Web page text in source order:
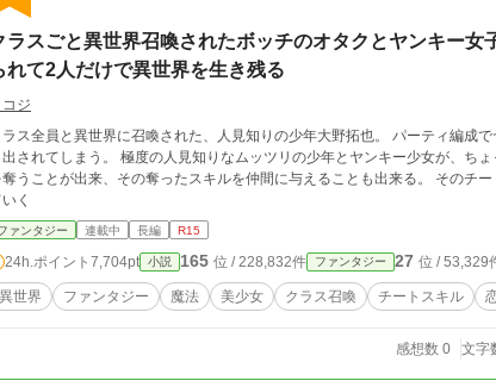
ラスごと異世界召喚されたボッチのオタクとヤンキー女
れて2人だけで異世界を生き残る
ジ
ス全員と異世界に召喚された、人見知りの少年大野拓也。 パーティ編成
されてしまう。 極度の人見知りなムッツリの少年とヤンキー少女が、ち
うことが出来、その奪ったスキルを仲間に与えることも出来る。 そのチ
く
ァンタジー 連載中 長編 R15
24h.ポイント 7,704pt 小説 165 位 / 228,832件 ファンタジー 27 位 / 53,329
異世界 ファンタジー 魔法 美少女 クラス召喚 チートスキル
感想数 0 文字